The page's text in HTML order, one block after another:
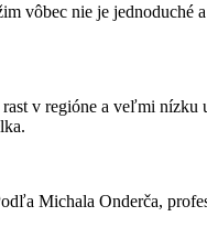
vôbec nie je jednoduché
v regióne a veľmi
Michala Onderča,